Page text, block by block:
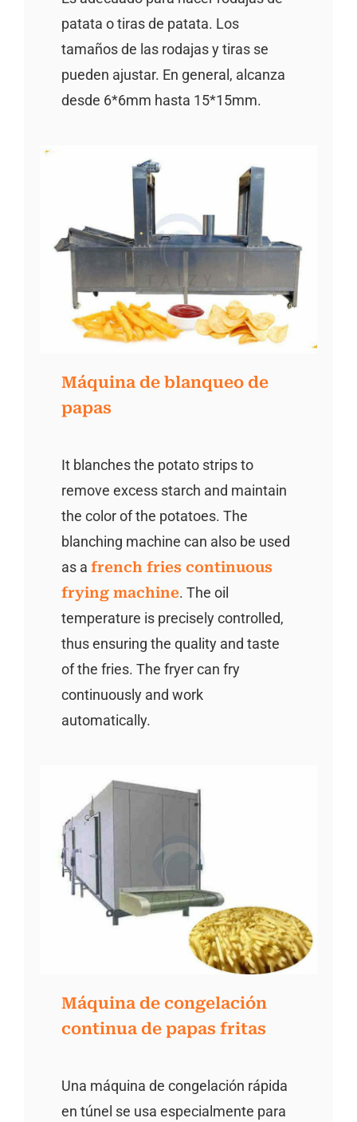
patata o tiras de patata. Los
tamaños de las rodajas y tiras se
pueden ajustar. En general, alcanza
desde 6*6mm hasta 15*15mm.
Máquina de blanqueo de
papas
It blanches the potato strips to
remove excess starch and maintain
the color of the potatoes. The
blanching machine can also be used
as afrench fries continuous
frying machine. The oil
temperature is precisely controlled,
thus ensuring the quality and taste
of the fries. The fryer can fry
continuously and work
automatically.
Máquina de congelación
continua de papas fritas
Una máquina de congelación rápida
en túnel se usa especialmente para